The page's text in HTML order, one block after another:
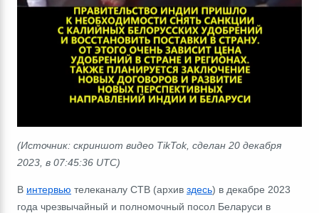
(Источник: скриншот видео TikTok, сделан 20 декабря
2023, в 07:45:36 UTC)
В интервью телеканалу СТВ (архив здесь) в декабре 2023
года чрезвычайный и полномочный посол Беларуси в